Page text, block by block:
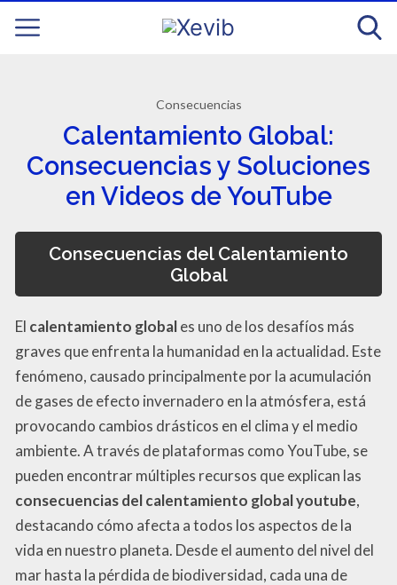
Consecuencias
Calentamiento Global:
Consecuencias y Soluciones
en Videos de YouTube
Consecuencias del Calentamiento
Global
El calentamiento globales uno de los desafíos más
graves que enfrenta la humanidad en la actualidad. Este
fenómeno, causado principalmente por la acumulación
de gases de efecto invernadero en la atmósfera, está
provocando cambios drásticos en el clima y el medio
ambiente. A través de plataformas como YouTube, se
pueden encontrar múltiples recursos que explican las
consecuencias del calentamiento global youtube,
destacando cómo afecta a todos los aspectos de la
vida en nuestro planeta. Desde el aumento del nivel del
mar hasta la pérdida de biodiversidad, cada una de